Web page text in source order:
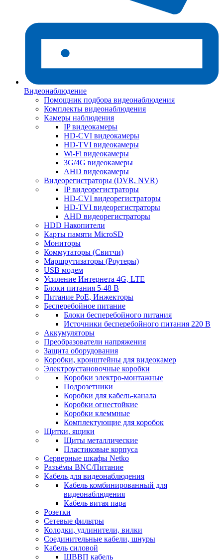
Видеонаблюдение
Помощник подбора видеонаблюдения
Комплекты видеонаблюдения
Камеры наблюдения
IP видеокамеры
HD-CVI видеокамеры
HD-TVI видеокамеры
Wi-Fi видеокамеры
3G/4G видеокамеры
AHD видеокамеры
Видеорегистраторы (DVR, NVR)
IP видеорегистраторы
HD-CVI видеорегистраторы
HD-TVI видеорегистраторы
AHD видеорегистраторы
HDD Накопители
Карты памяти MicroSD
Мониторы
Коммутаторы (Свитчи)
Маршрутизаторы (Роутеры)
USB модем
Усиление Интернета 4G, LTE
Блоки питания 5-48 В
Питание PoE, Инжекторы
Бесперебойное питание
Блоки бесперебойного питания
Источники бесперебойного питания 220 В
Аккумуляторы
Преобразователи напряжения
Защита оборудования
Коробки, кронштейны для видеокамер
Электроустановочные коробки
Коробки электро-монтажные
Подрозетники
Коробки для кабель-канала
Коробки огнестойкие
Коробки клеммные
Комплектующие для коробок
Щитки, ящики
Щиты металлические
Пластиковые корпуса
Серверные шкафы Netko
Разъёмы BNC/Питание
Кабель для видеонаблюдения
Кабель комбинированный для
видеонаблюдения
Кабель витая пара
Розетки
Сетевые фильтры
Колодки, удлинители, вилки
Соединительные кабели, шнуры
Кабель силовой
ШВВП кабель